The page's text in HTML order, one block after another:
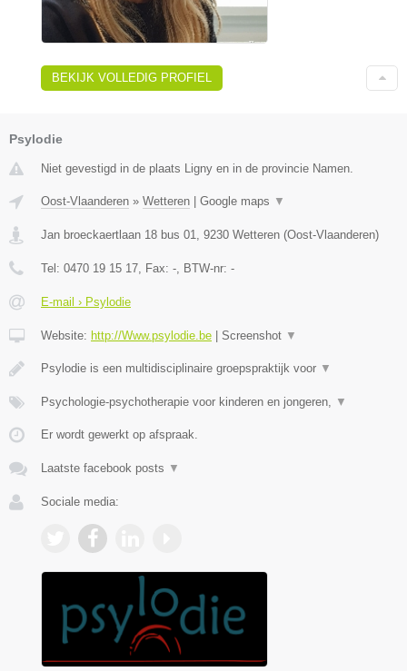
BEKIJK VOLLEDIG PROFIEL
Psylodie
Niet gevestigd in de plaats Ligny en in de provincie Namen.
Oost-Vlaanderen » Wetteren Google maps ▼
Jan broeckaertlaan 18 bus 01, 9230 Wetteren (Oost-Vlaanderen)
Tel: 0470 19 15 17, Fax: -, BTW-nr: -
E-mail › Psylodie
Website: http://Www.psylodie.be Screenshot ▼
Psylodie is een multidisciplinaire groepspraktijk voor ▼
Psychologie-psychotherapie voor kinderen en jongeren, ▼
Er wordt gewerkt op afspraak.
Laatste facebook posts ▼
Sociale media: